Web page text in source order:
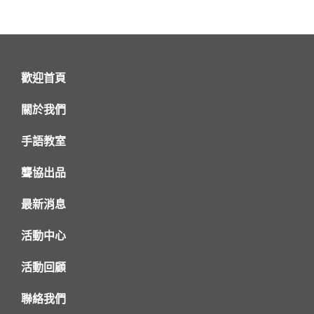
歡迎首頁
關於我們
手語教室
聾協出品
最新消息
活動中心
活動回顧
聯絡我們